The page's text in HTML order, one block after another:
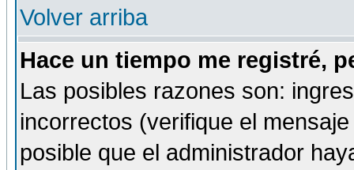
Volver arriba
Hace un tiempo me registré,
Las posibles razones son:
incorrectos (verifique el
posible que el administrador